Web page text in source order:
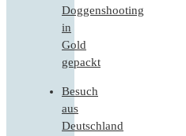
Doggenshooting
in
Gold
gepackt
Besuch
aus
Deutschland